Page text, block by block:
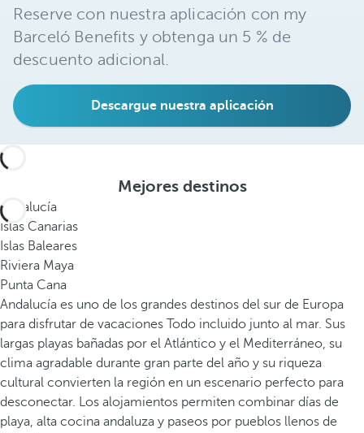
Reserve con nuestra aplicación con my
Barceló Benefits y obtenga un 5 % de
descuento adicional.
Descargue nuestra aplicación
Mejores destinos
Andalucía
Islas Canarias
Islas Baleares
Riviera Maya
Punta Cana
Andalucía es uno de los grandes destinos del sur de Europa
para disfrutar de vacaciones Todo incluido junto al mar. Sus
largas playas bañadas por el Atlántico y el Mediterráneo, su
clima agradable durante gran parte del año y su riqueza
cultural convierten la región en un escenario perfecto para
desconectar. Los alojamientos permiten combinar días de
playa, alta cocina andaluza y paseos por pueblos llenos de